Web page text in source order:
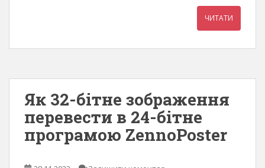
ЧИТАТИ
Як 32-бітне зображення
перевести в 24-бітне
програмою ZennoPoster